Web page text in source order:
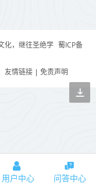
化，继往圣绝学 蜀ICP备
友情链接 | 免责声明
用户中心 问答中心